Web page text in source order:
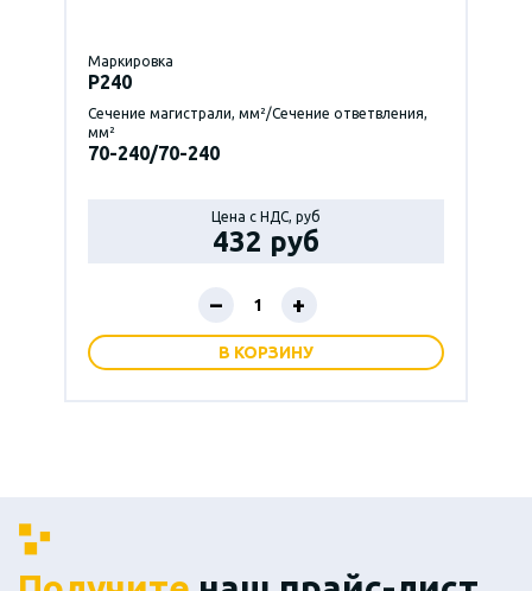
Маркировка
P240
Сечение магистрали, мм²/Сечение ответвления,
мм²
70-240/70-240
Цена с НДС, руб
432 руб
– +
В КОРЗИНУ